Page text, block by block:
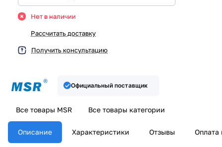
Нет в наличии
Рассчитать доставку
Получить консультацию
Официальный поставщик
Все товары MSR Все товары категории
Описание Характеристики Отзывы Оплата